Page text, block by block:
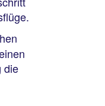
die